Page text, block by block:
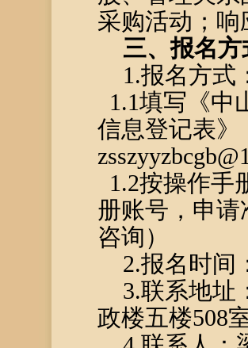
采购活动；
三、报名
1.报名方式
1.1填写《中
信息登记表》
1.2按操作手
册账号，申
咨询）
2.报名时间
3.联系地址
政楼五楼508